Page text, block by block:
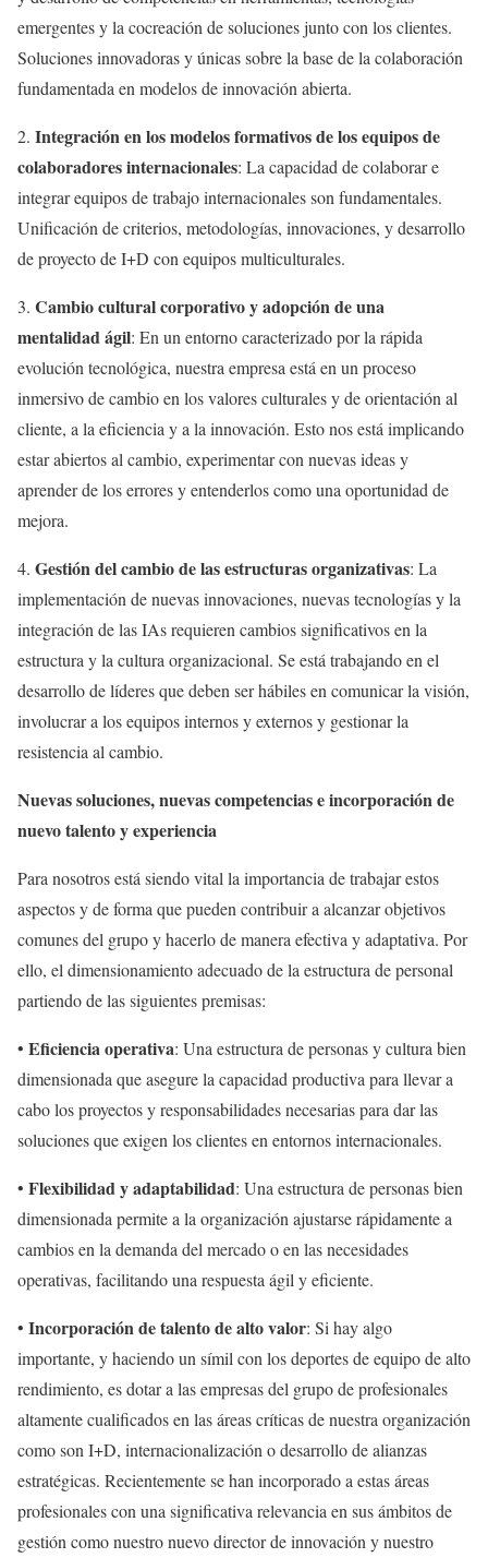
emergentes y la cocreación de soluciones junto con los clientes.
Soluciones innovadoras y únicas sobre la base de la colaboración
fundamentada en modelos de innovación abierta.
2. Integración en los modelos formativos de los equipos de
colaboradores internacionales: La capacidad de colaborar e
integrar equipos de trabajo internacionales son fundamentales.
Unificación de criterios, metodologías, innovaciones, y desarrollo
de proyecto de I+D con equipos multiculturales.
3. Cambio cultural corporativo y adopción de una
mentalidad ágil: En un entorno caracterizado por la rápida
evolución tecnológica, nuestra empresa está en un proceso
inmersivo de cambio en los valores culturales y de orientación al
cliente, a la eficiencia y a la innovación. Esto nos está implicando
estar abiertos al cambio, experimentar con nuevas ideas y
aprender de los errores y entenderlos como una oportunidad de
mejora.
4. Gestión del cambio de las estructuras organizativas: La
implementación de nuevas innovaciones, nuevas tecnologías y la
integración de las IAs requieren cambios significativos en la
estructura y la cultura organizacional. Se está trabajando en el
desarrollo de líderes que deben ser hábiles en comunicar la visión,
involucrar a los equipos internos y externos y gestionar la
resistencia al cambio.
Nuevas soluciones, nuevas competencias e incorporación de
nuevo talento y experiencia
Para nosotros está siendo vital la importancia de trabajar estos
aspectos y de forma que pueden contribuir a alcanzar objetivos
comunes del grupo y hacerlo de manera efectiva y adaptativa. Por
ello, el dimensionamiento adecuado de la estructura de personal
partiendo de las siguientes premisas:
• Eficiencia operativa: Una estructura de personas y cultura bien
dimensionada que asegure la capacidad productiva para llevar a
cabo los proyectos y responsabilidades necesarias para dar las
soluciones que exigen los clientes en entornos internacionales.
• Flexibilidad y adaptabilidad: Una estructura de personas bien
dimensionada permite a la organización ajustarse rápidamente a
cambios en la demanda del mercado o en las necesidades
operativas, facilitando una respuesta ágil y eficiente.
• Incorporación de talento de alto valor: Si hay algo
importante, y haciendo un símil con los deportes de equipo de alto
rendimiento, es dotar a las empresas del grupo de profesionales
altamente cualificados en las áreas críticas de nuestra organización
como son I+D, internacionalización o desarrollo de alianzas
estratégicas. Recientemente se han incorporado a estas áreas
profesionales con una significativa relevancia en sus ámbitos de
gestión como nuestro nuevo director de innovación y nuestro